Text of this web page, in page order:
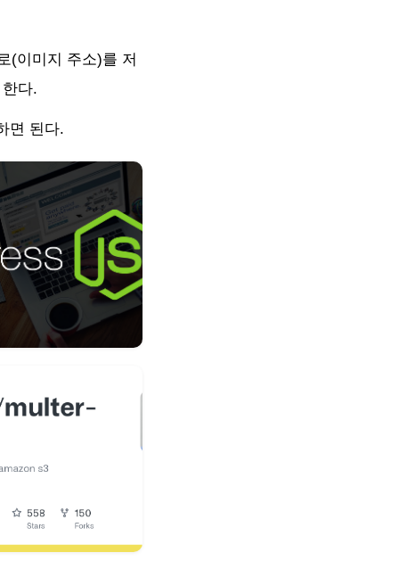
(이미지 주소)를 저
다.
면 된다.